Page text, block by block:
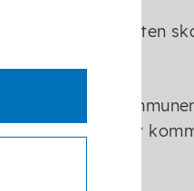
förvaltningsrätten
upphävs
upp på nytt av